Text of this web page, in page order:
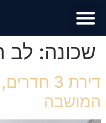
שכונה: לב
דירת 3
המושבה